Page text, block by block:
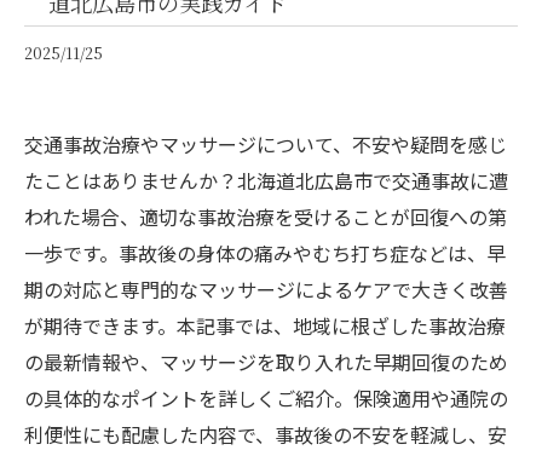
2025/11/25
交通事故治療やマッサージについて、不安や疑問を感じ
たことはありませんか？北海道北広島市で交通事故に遭
われた場合、適切な事故治療を受けることが回復への第
一歩です。事故後の身体の痛みやむち打ち症などは、早
期の対応と専門的なマッサージによるケアで大きく改善
が期待できます。本記事では、地域に根ざした事故治療
の最新情報や、マッサージを取り入れた早期回復のため
の具体的なポイントを詳しくご紹介。保険適用や通院の
利便性にも配慮した内容で、事故後の不安を軽減し、安